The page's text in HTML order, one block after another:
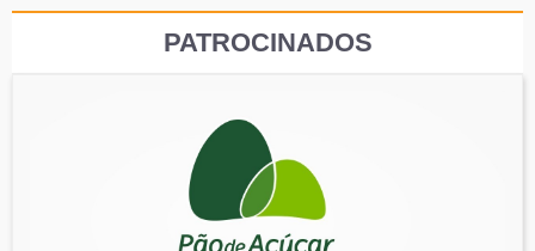
PATROCINADOS